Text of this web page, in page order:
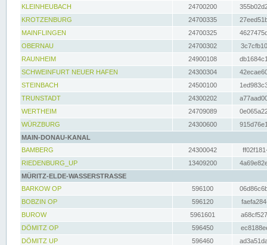
KLEINHEUBACH 24700200
KROTZENBURG
24700335
MAINFLINGEN
24700325
OBERNAU
24700302
RAUNHEIM
24900108
SCHWEINFURT NEUER HAFEN
24300304
STEINBACH
24500100
TRUNSTADT
24300202
WERTHEIM
24709089
WÜRZBURG
24300600
MAIN-DONAU-KANAL
BAMBERG
24300042
RIEDENBURG_UP
13409200
MÜRITZ-ELDE-WASSERSTRASSE
BARKOW OP
596100
BOBZIN OP
596120
BUROW
5961601
DÖMITZ OP
596450
DÖMITZ UP
596460